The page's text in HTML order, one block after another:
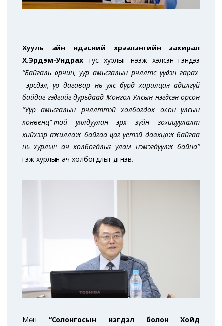
Хууль зүйн үндэсний хүрээлэнгийн захирал
Х.Эрдэм-Ундрах тус хурлыг нээж хэлсэн үгэндээ
“Байгаль орчин, уур амьсгалын өөрчлөлтөөс үүдэн гарах
эрсдэл, үр дагавар нь улс бүрд харилцан адилгүй
байдаг гэдгийг дурьдаад Монгол Улсын нэгдсэн орсон
“Уур амьсгалын өөрчлөлттэй холбогдох олон улсын
конвенц”-той уялдуулан эрх зүйн зохицуулалт
хийхээр ажиллаж байгаа цаг үетэй давхцаж байгаа
нь хурлын ач холбогдлыг улам нэмэгдүүлж байна”
гэж хурлын ач холбогдлыг дүгнэв.
Мөн“Солонгосын нэгдэл болон Хойд